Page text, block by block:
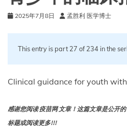
免
疫
查，
2024
2025年7月8日 孟胜利 医学博士
This entry is part 27 of 234 in the
Clinical guidance for youth
感谢您阅读 疫苗网 文章！这篇文章是公开
标题或阅读更多!!!